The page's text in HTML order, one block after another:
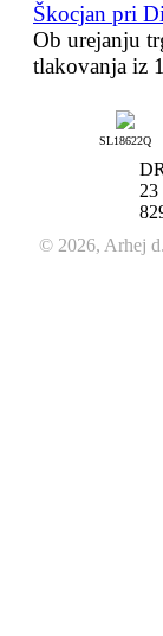
Škocjan pri
Ob urejanju
tlakovanja iz
SL18622Q
23
© 2026, Arhej